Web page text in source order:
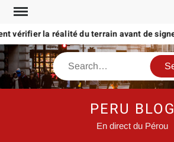
Skip
contentla réalité du terrain avant de signer ?
Search
PERU BLOG
En direct du Pérou